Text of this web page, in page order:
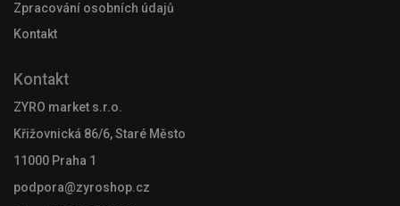
Zpracování osobních údajů
Kontakt
Kontakt
ZYRO market s.r.o.
Křižovnická 86/6, Staré Město
11000 Praha 1
podpora@zyroshop.cz